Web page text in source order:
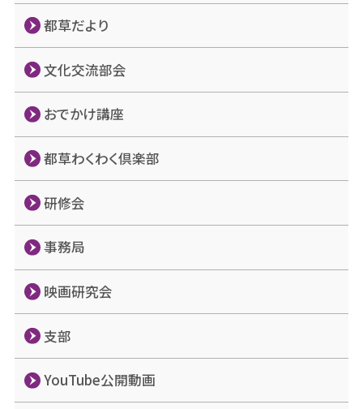
都草だより
文化交流部会
おでかけ講座
都草わくわく倶楽部
研修会
事務局
映画研究会
支部
YouTube公開動画